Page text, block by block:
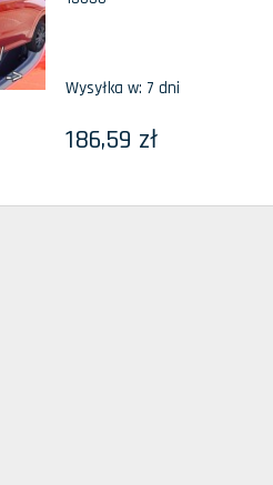
Wysyłka w: 7 dni
186,59 zł